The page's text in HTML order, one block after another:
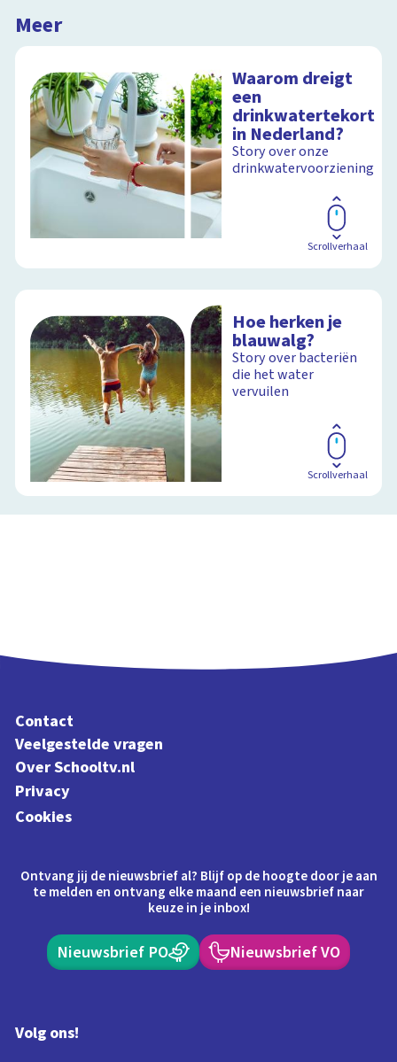
Meer
Waarom dreigt
een
drinkwatertekort
in Nederland?
Story over onze
drinkwatervoorziening
Scrollverhaal
Hoe herken je
blauwalg?
Story over bacteriën
die het water
vervuilen
Scrollverhaal
Contact
Veelgestelde vragen
Over Schooltv.nl
Privacy
Cookies
Ontvang jij de nieuwsbrief al? Blijf op de hoogte door je aan
te melden en ontvang elke maand een nieuwsbrief naar
keuze in je inbox!
Nieuwsbrief PO Nieuwsbrief VO
Volg ons!